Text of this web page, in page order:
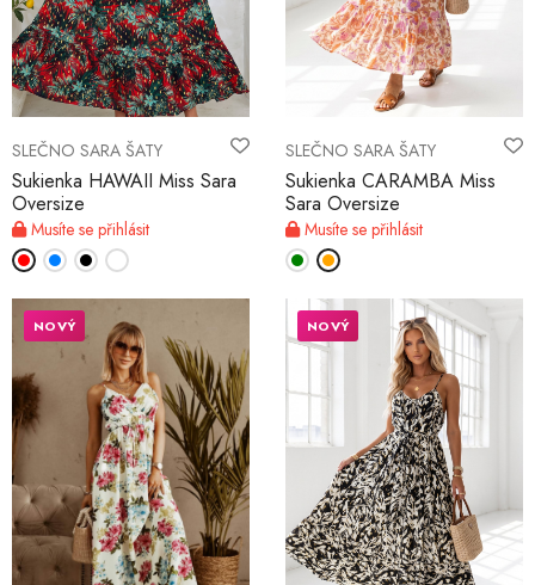
SLEČNO SARA ŠATY
Sukienka HAWAII Miss Sara
Oversize
Musíte se přihlásit
SLEČNO SARA ŠATY
Sukienka CARAMBA Miss
Sara Oversize
Musíte se přihlásit
NOVÝ NOVÝ